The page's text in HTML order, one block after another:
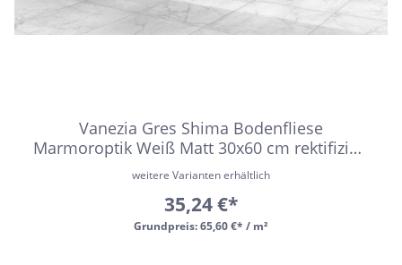
Vanezia Gres Shima Bodenfliese
Marmoroptik Weiß Matt 30x60 cm rektifiziert
R10
Grundpreis:65,60 €* / m²
weitere Varianten erhältlich
35,24 €*